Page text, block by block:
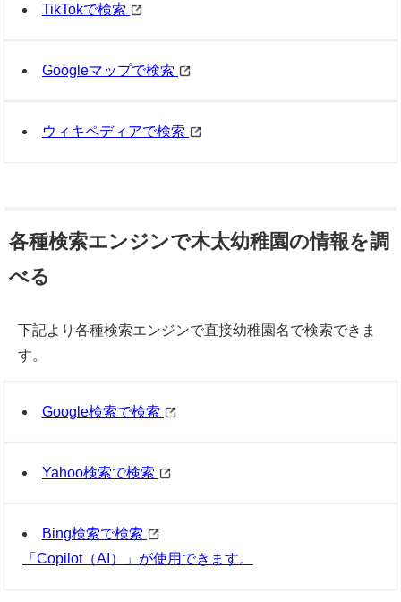
TikTokで検索
Googleマップで検索
ウィキペディアで検索
各種検索エンジンで木太幼稚園の情報を調
べる
下記より各種検索エンジンで直接幼稚園名で検索できま
す。
Google検索で検索
Yahoo検索で検索
Bing検索で検索
「Copilot（AI）」が使用できます。